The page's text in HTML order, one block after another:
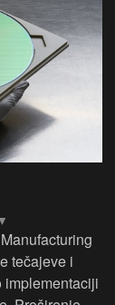
tečajeve i
implementaciji